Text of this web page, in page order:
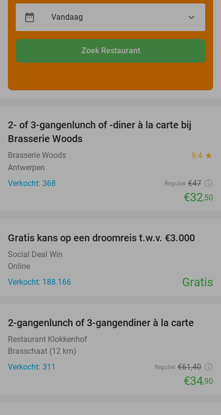
Zoek Restaurant
31%
2- of 3-gangenlunch of -diner à la carte bij
Brasserie Woods
Brasserie Woods 9.4 star
Antwerpen
Verkocht: 368
Regulier €47
€32,50
Gratis kans op een droomreis t.w.v. €3.000
Social Deal Win
Online
Verkocht: 188.166
Gratis
43%
2-gangenlunch of 3-gangendiner à la carte
Restaurant Klokkenhof
Brasschaat (12 km)
Verkocht: 311
Regulier €61,40
€34,90